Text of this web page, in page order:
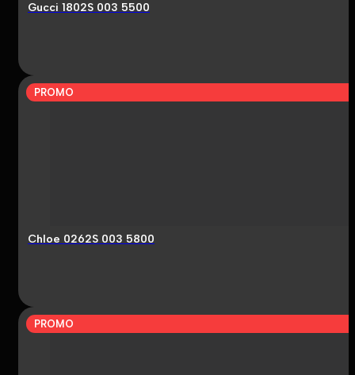
Gucci 1802S 003 5500
PROMO
Chloe 0262S 003 5800
PROMO